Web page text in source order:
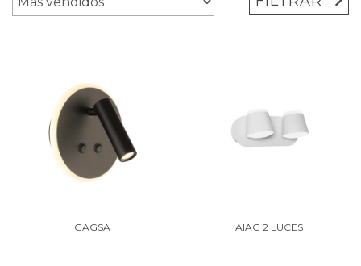
GAGSA AIAG 2 LUCES